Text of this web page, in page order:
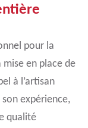
pour la
en place de
à l’artisan
expérience,
qualité